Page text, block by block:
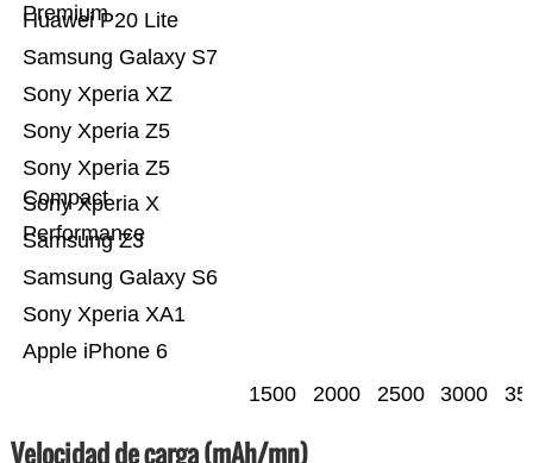
Apple iPhone 6
Sony Xperia XA1
Samsung Galaxy S6
Samsung Z3
Sony Xperia X
Performance
Sony Xperia Z5
Compact
Sony Xperia Z5
Sony Xperia XZ
Samsung Galaxy S7
Huawei P20 Lite
Premium
1500 2000 2500 3000
Velocidad de carga (mAh/mn)